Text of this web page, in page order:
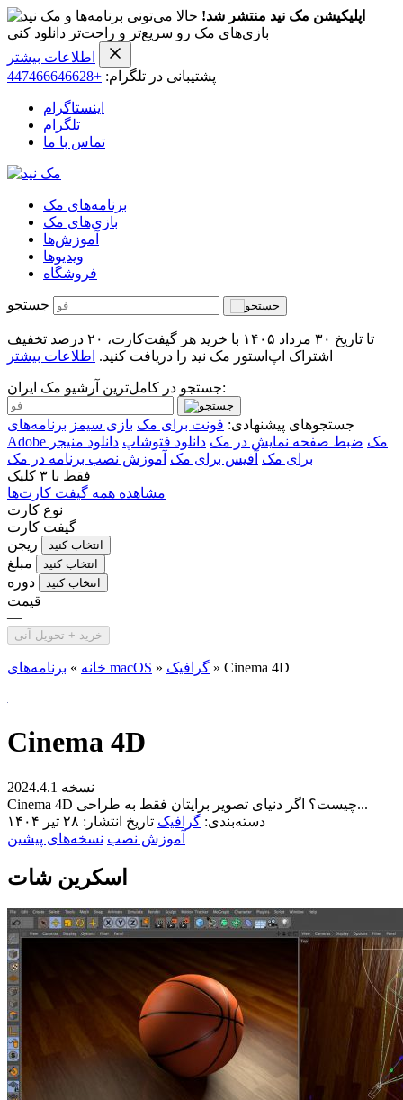
اپلیکیشن مک نید منتشر شد! حالا می‌تونی برنامه‌ها و
بازی‌های مک رو سریع‌تر و راحت‌تر دانلود کنی
اطلاعات بیشتر
پشتیبانی در تلگرام: +447466646628
اینستاگرام
تلگرام
تماس با ما
برنامه‌های مک
بازی‌های مک
آموزش‌ها
ویدیو‌ها
فروشگاه
جستجو
تا تاریخ ۳۰ مرداد ۱۴۰۵ با خرید هر گیفت‌کارت، ۲۰ درصد تخفیف
اشتراک اپ‌استور مک نید را دریافت کنید. اطلاعات بیشتر
جستجو در کامل‌ترین آرشیو مک ایران:
جستجوهای پیشنهادی: فونت برای مک بازی سیمز برنامه‌های
Adobe مک ضبط صفحه نمایش در مک دانلود فتوشاپ دانلود منیجر
برای مک آفیس برای مک آموزش نصب برنامه در مک
فقط با ۳ کلیک
مشاهده همه گیفت کارت‌ها
نوع کارت
گیفت کارت
ریجن
انتخاب کنید
مبلغ انتخاب کنید
دوره انتخاب کنید
قیمت
—
خرید + تحویل آنی
خانه » برنامه‌های macOS » گرافیک » Cinema 4D
Cinema 4D
نسخه 2024.4.1
Cinema 4D چیست؟ اگر دنیای تصویر برایتان فقط به طراحی...
دسته‌بندی: گرافیک تاریخ انتشار: ۲۸ تیر ۱۴۰۴
آموزش نصب نسخه‌های پیشین
اسکرین شات